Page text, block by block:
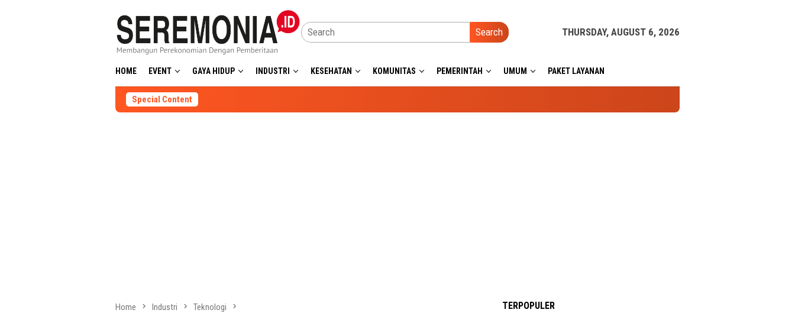
Search THURSDAY, AUGUST 6, 2026
HOME EVENT GAYA HIDUP INDUSTRI KESEHATAN KOMUNITAS PEMERINTAH UMUM PAKET LAYANAN
Special Content
Home Industri Teknologi TERPOPULER